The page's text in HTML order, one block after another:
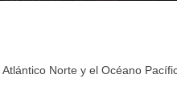
Norte y el Océano